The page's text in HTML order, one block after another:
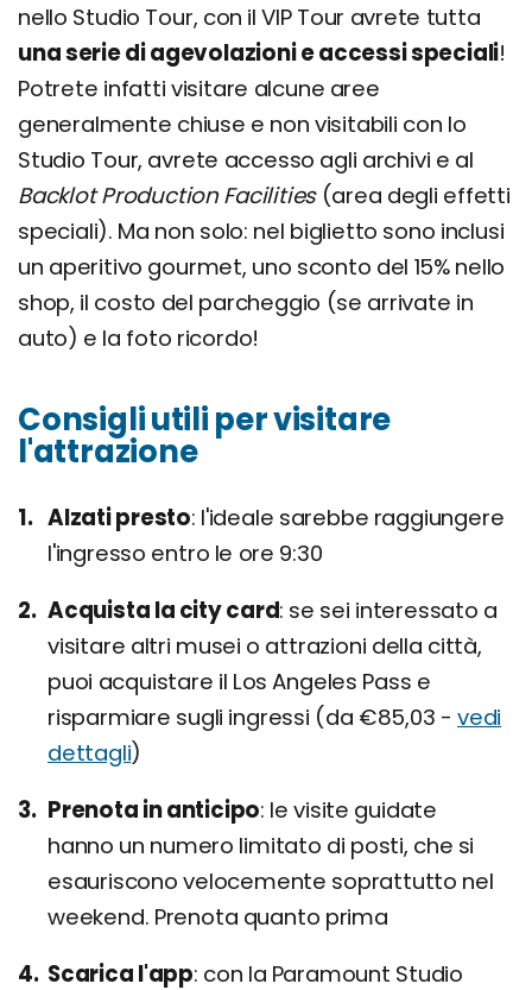
nello Studio Tour, con il VIP Tour avrete tutta
una serie di agevolazioni e accessi speciali!
Potrete infatti visitare alcune aree
generalmente chiuse e non visitabili con lo
Studio Tour, avrete accesso agli archivi e al
Backlot Production Facilities(area degli effetti
speciali). Ma non solo: nel biglietto sono inclusi
un aperitivo gourmet, uno sconto del 15% nello
shop, il costo del parcheggio (se arrivate in
auto) e la foto ricordo!
Consigli utili per visitare
l'attrazione
Alzati presto l'ideale sarebbe raggiungere
l'ingresso entro le ore 9:30
Acquista la city card se sei interessato a
visitare altri musei o attrazioni della città,
puoi acquistare il Los Angeles Pass e
risparmiare sugli ingressi (da €85,03 - vedi
dettagli)
Prenota in anticipo le visite guidate
hanno un numero limitato di posti, che si
esauriscono velocemente soprattutto nel
weekend. Prenota quanto prima
Scarica l'app con la Paramount Studio